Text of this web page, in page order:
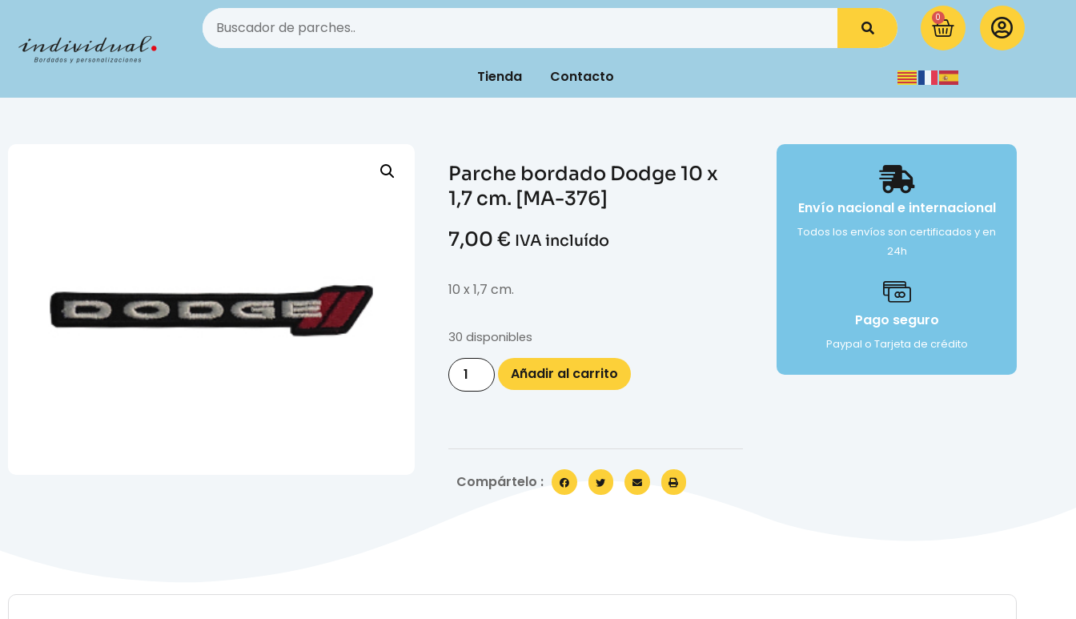
0
Tienda Contacto
Parche bordado Dodge 10 x
1,7 cm. [MA-376]
7,00 € IVA incluído
10 x 1,7 cm.
30 disponibles
Añadir al carrito
Compártelo :
Envío nacional e internacional
Todos los envíos son certificados y en
24h
Pago seguro
Paypal o Tarjeta de crédito